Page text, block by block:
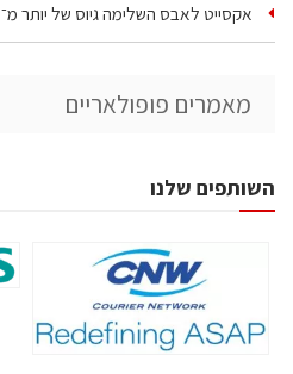
אקסייט לאבס השלימה גיוס של יותר מ־300 מיליון דולר…
מאמרים פופולאריים
השותפים שלנו